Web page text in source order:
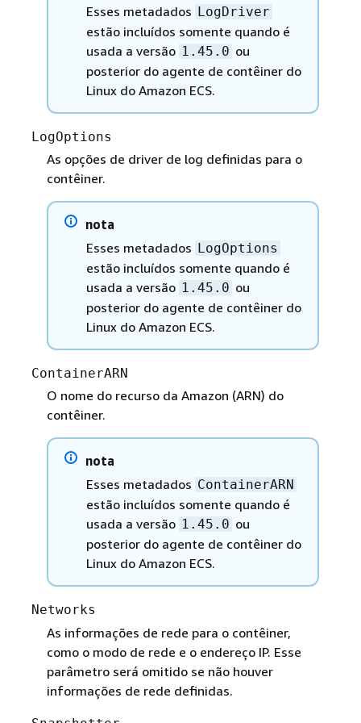
Esses metadados LogDriver
estão incluídos somente quando é
usada a versão 1.45.0 ou
posterior do agente de contêiner do
Linux do Amazon ECS.
LogOptions
As opções de driver de log definidas para o
contêiner.
nota
Esses metadados LogOptions
estão incluídos somente quando é
usada a versão 1.45.0 ou
posterior do agente de contêiner do
Linux do Amazon ECS.
ContainerARN
O nome do recurso da Amazon (ARN) do
contêiner.
nota
Esses metadados ContainerARN
estão incluídos somente quando é
usada a versão 1.45.0 ou
posterior do agente de contêiner do
Linux do Amazon ECS.
Networks
As informações de rede para o contêiner,
como o modo de rede e o endereço IP. Esse
parâmetro será omitido se não houver
informações de rede definidas.